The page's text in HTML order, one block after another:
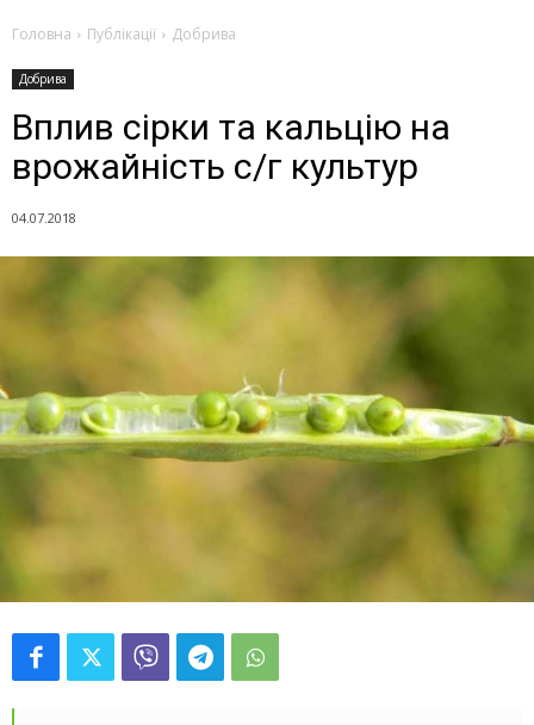
Головна Публікації Добрива
Добрива
Вплив сірки та кальцію на
врожайність с/г культур
04.07.2018